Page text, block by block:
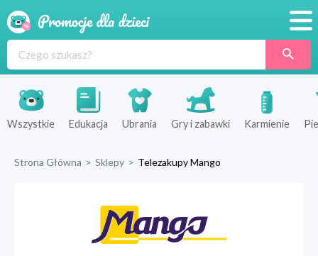
Produkty
Sklepy
Wszystkie Edukacja Ubrania Gry i zabawki Karmienie
Strona Główna > Sklepy > Telezakupy Mango